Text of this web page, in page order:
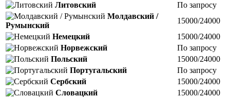
Литовский
По запросу
Молдавский /
Румынский
15000/24000
Немецкий
15000/24000
Норвежский
По запросу
Польский
15000/24000
Португальский
По запросу
Сербский
15000/24000
Словацкий
15000/24000